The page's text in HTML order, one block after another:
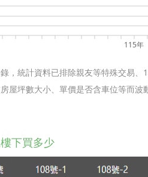
115年
，統計資料已排除親友等特殊交易、
屋坪數大小、單價是否含車位等而波
下買多少